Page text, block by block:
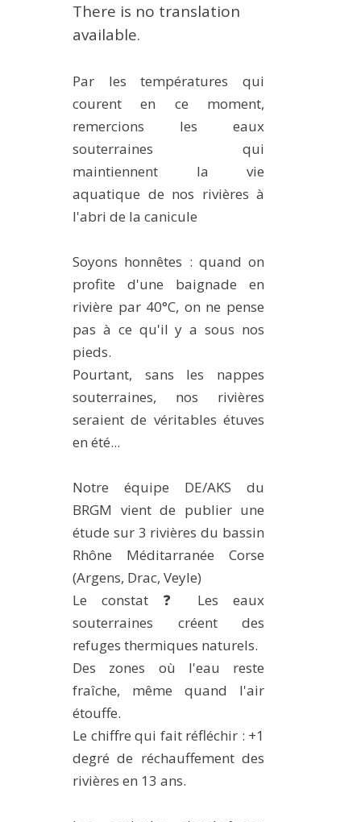
SOFTWARE
THEMATIC NOTES
FOR THE PUBLIC
There is no translation
available.
Par les températures qui
courent en ce moment,
remercions les eaux
souterraines qui
maintiennent la vie
aquatique de nos rivières à
l'abri de la canicule
Soyons honnêtes : quand on
profite d'une baignade en
rivière par 40°C, on ne pense
pas à ce qu'il y a sous nos
pieds.
Pourtant, sans les nappes
souterraines, nos rivières
seraient de véritables étuves
en été...
Notre équipe DE/AKS du
BRGM vient de publier une
étude sur 3 rivières du bassin
Rhône Méditarranée Corse
(Argens, Drac, Veyle)
Le constat ❓ Les eaux
souterraines créent des
refuges thermiques naturels.
Des zones où l'eau reste
fraîche, même quand l'air
étouffe.
Le chiffre qui fait réfléchir : +1
degré de réchauffement des
rivières en 13 ans.